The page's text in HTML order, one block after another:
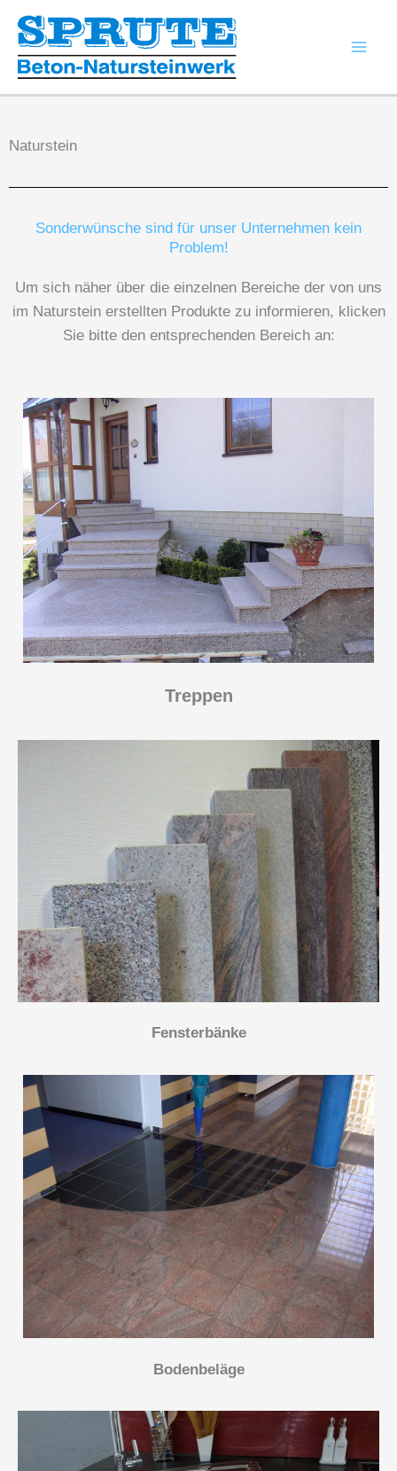
Zum
Inhalt
springen
Naturstein
Sonderwünsche sind für unser Unternehmen kein
Problem!
Um sich näher über die einzelnen Bereiche der von uns
im Naturstein erstellten Produkte zu informieren, klicken
Sie bitte den entsprechenden Bereich an:
Treppen
Fensterbänke
Bodenbeläge